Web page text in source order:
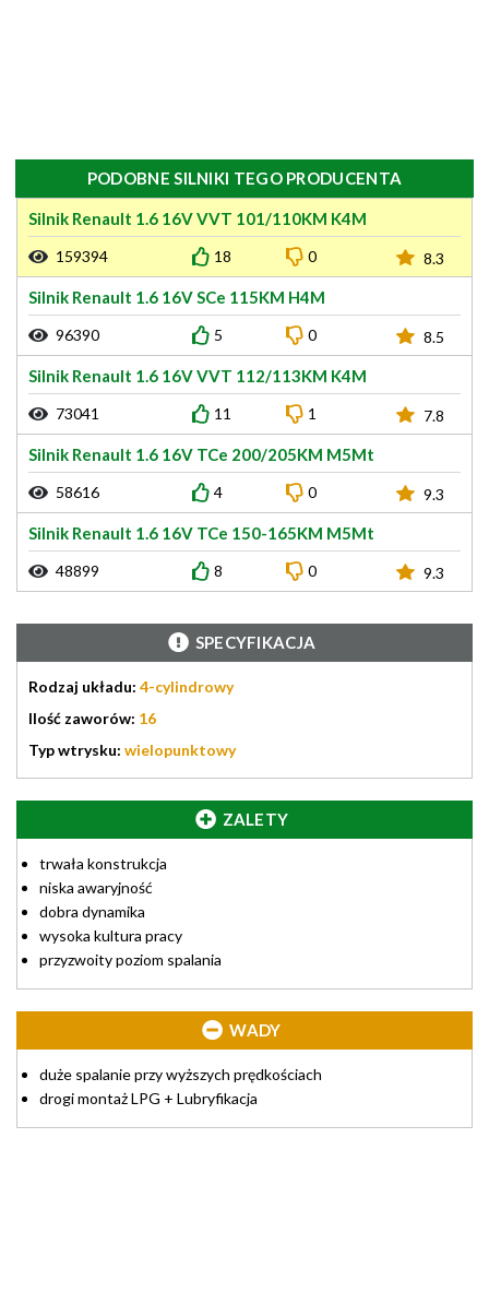
PODOBNE SILNIKI TEGO PRODUCENTA
Silnik Renault 1.6 16V VVT 101/110KM K4M
159394 18 0 8.3
Silnik Renault 1.6 16V SCe 115KM H4M
96390 5 0 8.5
Silnik Renault 1.6 16V VVT 112/113KM K4M
73041 11 1 7.8
Silnik Renault 1.6 16V TCe 200/205KM M5Mt
58616 4 0 9.3
Silnik Renault 1.6 16V TCe 150-165KM M5Mt
48899 8 0 9.3
SPECYFIKACJA
Rodzaj układu: 4-cylindrowy
Ilość zaworów: 16
Typ wtrysku: wielopunktowy
ZALETY
trwała konstrukcja
niska awaryjność
dobra dynamika
wysoka kultura pracy
przyzwoity poziom spalania
WADY
duże spalanie przy wyższych prędkościach
drogi montaż LPG + Lubryfikacja